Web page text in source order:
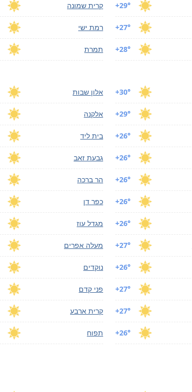
+29° קרית שמונה
+27° רמת ישי
+28° תמרת
+30° אלון שבות
+29° אלקנה
+26° בית ליד
+26° גבעת זאב
+26° הר ברכה
+26° כפר דן
+26° מגדל עוז
+27° מעלה אפרים
+26° נוקדים
+27° פני קדם
+27° קרית ארבע
+26° תפוח